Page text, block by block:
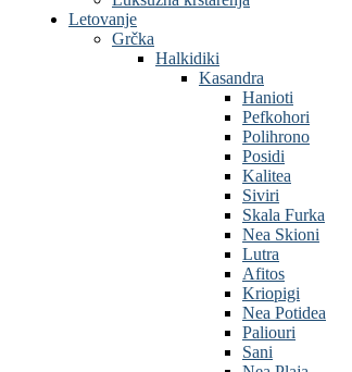
Letovanje
Grčka
Halkidiki
Kasandra
Hanioti
Pefkohori
Polihrono
Posidi
Kalitea
Siviri
Skala Furka
Nea Skioni
Lutra
Afitos
Kriopigi
Nea Potidea
Paliouri
Sani